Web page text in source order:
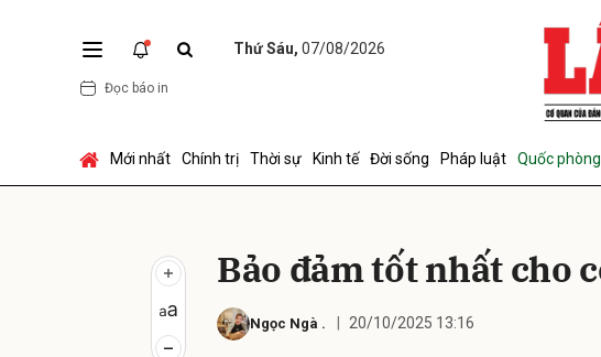
Thứ Sáu, 07/08/2026
Đọc báo in
Mới nhất Chính trị Thời sự Kinh tế Đời sống Pháp luật Quốc
Bảo đảm tốt nhất cho
Ngọc Ngà . 20/10/2025 13:16
Gửi bình luận